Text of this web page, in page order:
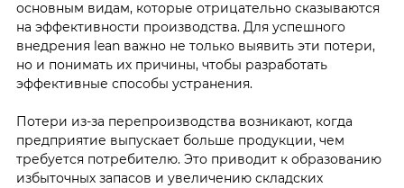
основным видам, которые отрицательно сказываются
на эффективности производства. Для успешного
внедрения lean важно не только выявить эти потери,
но и понимать их причины, чтобы разработать
эффективные способы устранения.
Потери из-за перепроизводства возникают, когда
предприятие выпускает больше продукции, чем
требуется потребителю. Это приводит к образованию
избыточных запасов и увеличению складских